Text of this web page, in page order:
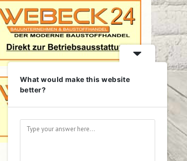
What would make this website
better?